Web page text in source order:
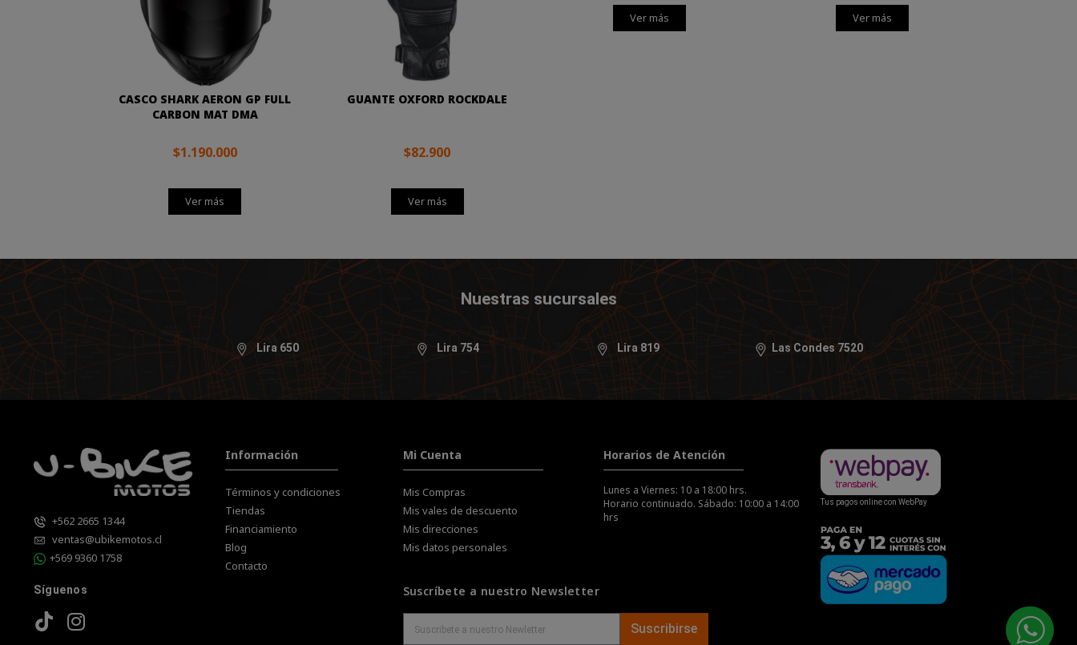
CASCO SHARK AERON GP FULL
CARBON MAT DMA
$1.190.000
Ver más
GUANTE OXFORD ROCKDALE
$82.900
Ver más
Ver más Ver más
Nuestras sucursales
Lira 650 Lira 754 Lira 819 Las Condes 7520
+562 2665 1344
ventas@ubikemotos.cl
+569 9360 1758
Síguenos
Información
Términos y condiciones
Tiendas
Financiamiento
Blog
Contacto
Mi Cuenta
Mis Compras
Mis vales de descuento
Mis direcciones
Mis datos personales
Horarios de Atención
Lunes a Viernes: 10 a 18:00 hrs.
Horario continuado. Sábado: 10:00 a 14:00
hrs
Suscríbete a nuestro Newsletter
Suscribirse
Tus pagos online con WebPay